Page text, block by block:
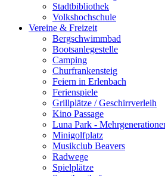
Stadtbibliothek
Volkshochschule
Vereine & Freizeit
Bergschwimmbad
Bootsanlegestelle
Camping
Churfrankensteig
Feiern in Erlenbach
Ferienspiele
Grillplätze / Geschirrverleih
Kino Passage
Luna Park -
Minigolfplatz
Musikclub Beavers
Radwege
Spielplätze